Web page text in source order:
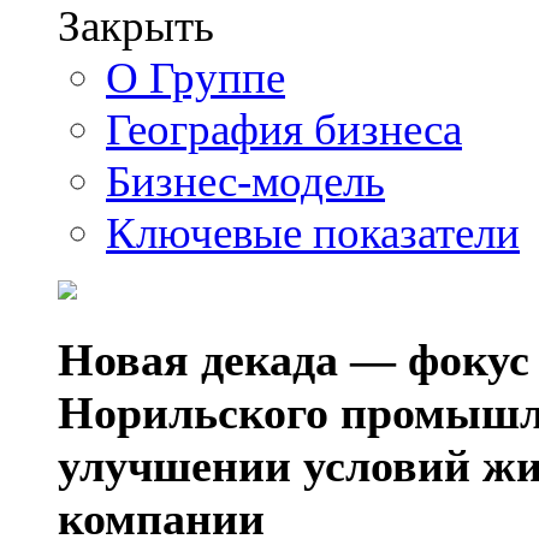
Закрыть
О Группе
География бизнеса
Бизнес-модель
Ключевые показатели
Новая декада — фокус
Норильского
улучшении условий
компании